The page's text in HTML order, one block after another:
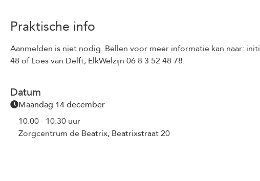
Praktische info
Aanmelden is niet nodig. Bellen voor meer informatie kan naar:
48 of Loes van Delft, ElkWelzijn 06 8 3 52 48 78.
Datum
Maandag 14 december
10.00 - 10.30 uur
Zorgcentrum de Beatrix, Beatrixstraat 20